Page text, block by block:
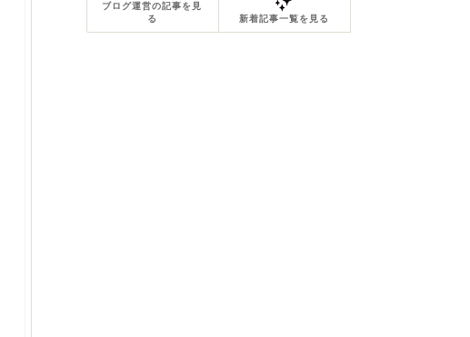
ブログ運営の記事を見
る
新着記事一覧を見る